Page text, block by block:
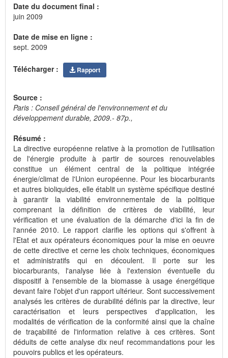
Date du document final :
juin 2009
Date de mise en ligne :
sept. 2009
Télécharger : Rapport
Source :
Paris : Conseil général de l'environnement et du
développement durable, 2009.- 87p.,
Résumé :
La directive européenne relative à la promotion de l'utilisation
de l'énergie produite à partir de sources renouvelables
constitue un élément central de la politique intégrée
énergie/climat de l'Union européenne. Pour les biocarburants
et autres bioliquides, elle établit un système spécifique destiné
à garantir la viabilité environnementale de la politique
comprenant la définition de critères de viabilité, leur
vérification et une évaluation de la démarche d'ici la fin de
l'année 2010. Le rapport clarifie les options qui s'offrent à
l'Etat et aux opérateurs économiques pour la mise en oeuvre
de cette directive et cerne les choix techniques, économiques
et administratifs qui en découlent. Il porte sur les
biocarburants, l'analyse liée à l'extension éventuelle du
dispositif à l'ensemble de la biomasse à usage énergétique
devant faire l'objet d'un rapport ultérieur. Sont successivement
analysés les critères de durabilité définis par la directive, leur
caractérisation et leurs perspectives d'application, les
modalités de vérification de la conformité ainsi que la chaîne
de traçabilité de l'information relative à ces critères. Sont
déduits de cette analyse dix neuf recommandations pour les
pouvoirs publics et les opérateurs.